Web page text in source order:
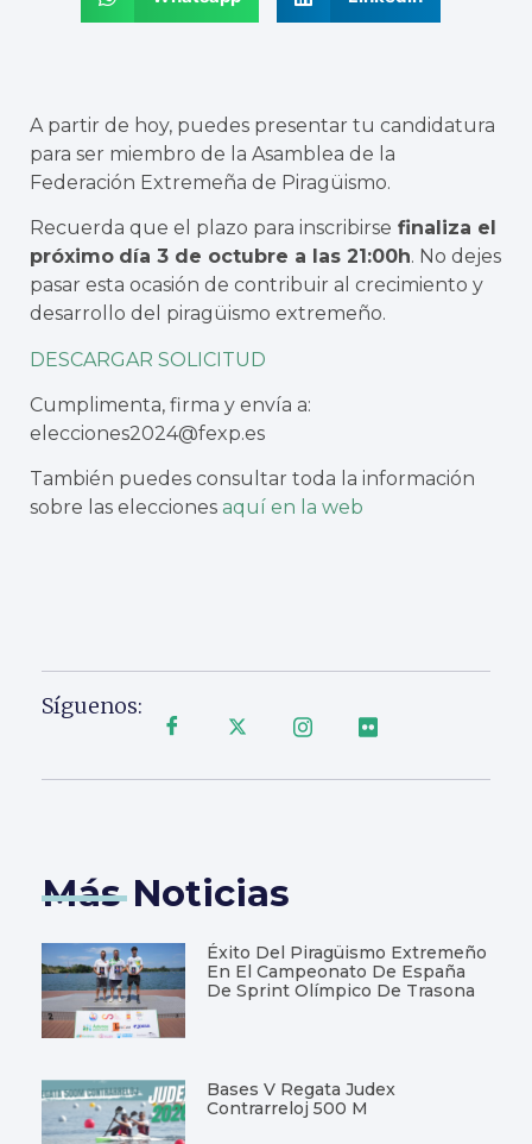
A partir de hoy, puedes presentar tu candidatura
para ser miembro de la Asamblea de la
Federación Extremeña de Piragüismo.
Recuerda que el plazo para inscribirse finaliza el
próximo día 3 de octubre a las 21:00h. No dejes
pasar esta ocasión de contribuir al crecimiento y
desarrollo del piragüismo extremeño.
DESCARGAR SOLICITUD
Cumplimenta, firma y envía a:
elecciones2024@fexp.es
También puedes consultar toda la información
sobre las elecciones aquí en la web
Síguenos:
Más Noticias
Éxito Del Piragüismo Extremeño
En El Campeonato De España
De Sprint Olímpico De Trasona
Bases V Regata Judex
Contrarreloj 500 M